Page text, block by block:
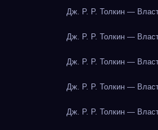
Дж. Р. Р. Толкин —
Дж. Р. Р. Толкин —
Дж. Р. Р. Толкин —
Дж. Р. Р. Толкин —
Дж. Р. Р. Толкин —